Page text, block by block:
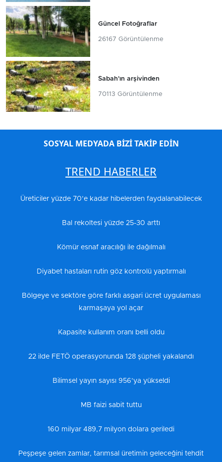
Güncel Fotoğraflar
26167 Görüntülenme
Sabah'ın arşivinden
70113 Görüntülenme
SOSYAL MEDYADA BİZİ TAKİP EDİN
TREND HABERLER
Üreticiler yüzde 70’e kadar hibelerden faydalanabilecek
Bal rekoltesi yüzde 25-30 arttı
Kömür esnaf aracılığı ile dağılmalı
Diyabet hastaları rutin göz kontrolü yaptırmalı
Bölgeye ve sektöre göre farklı asgari ücret uygulaması
karmaşaya yol açar
Kapasite kullanım oranı belli oldu
22 ilde FETÖ operasyonunda 128 şüpheli yakalandı
Bilimsel yayın sayısı 956’ya yükseldi
MB faizi sabit tuttu
160 milyar 489,7 milyon dolara geriledi
Peşpeşe gelen zamlar, tarımsal üretimin geleceğini tehdit